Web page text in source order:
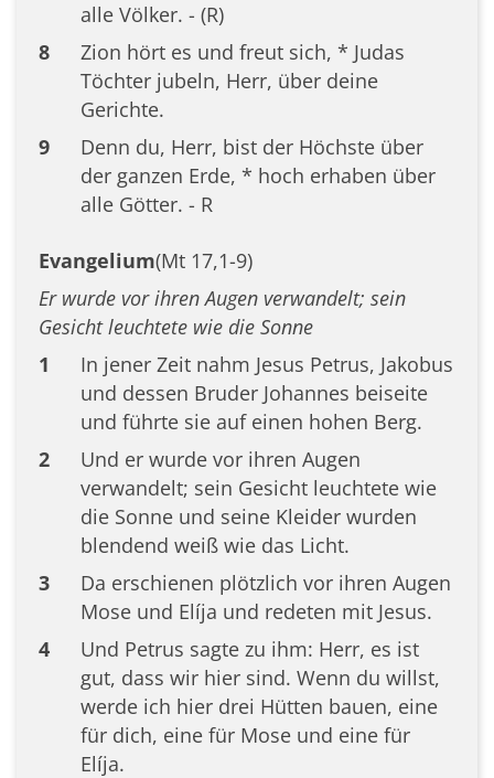
alle Völker. - (R)
8
Zion hört es und freut sich, * Judas
Töchter jubeln, Herr, über deine
Gerichte.
9
Denn du, Herr, bist der Höchste über
der ganzen Erde, * hoch erhaben über
alle Götter. - R
Evangelium(Mt 17,1-9)
Er wurde vor ihren Augen verwandelt; sein
Gesicht leuchtete wie die Sonne
1
In jener Zeit nahm Jesus Petrus, Jakobus
und dessen Bruder Johannes beiseite
und führte sie auf einen hohen Berg.
2
Und er wurde vor ihren Augen
verwandelt; sein Gesicht leuchtete wie
die Sonne und seine Kleider wurden
blendend weiß wie das Licht.
3
Da erschienen plötzlich vor ihren Augen
Mose und Elíja und redeten mit Jesus.
4
Und Petrus sagte zu ihm: Herr, es ist
gut, dass wir hier sind. Wenn du willst,
werde ich hier drei Hütten bauen, eine
für dich, eine für Mose und eine für
Elíja.